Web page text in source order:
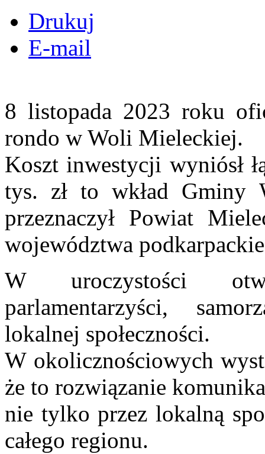
Drukuj
E-mail
8 listopada 2023 roku
rondo w Woli Mieleckiej.
Koszt inwestycji wyniósł
tys. zł to wkład Gminy
przeznaczył Powiat
województwa
W uroczystości
parlamentarzyści,
lokalnej społeczności.
W okolicznościowych
że to rozwiązanie
nie tylko przez lokalną
całego regionu.